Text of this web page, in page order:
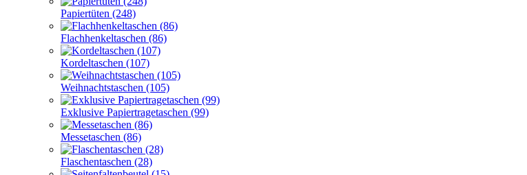
Papiertüten (248)
Flachhenkeltaschen (86)
Kordeltaschen (107)
Weihnachtstaschen (105)
Exklusive Papiertragetaschen (99)
Messetaschen (86)
Flaschentaschen (28)